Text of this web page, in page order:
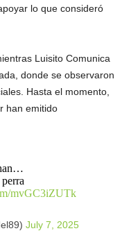
lo que consideró
Luisito Comunica
donde se observaron
Hasta el momento,
han emitido
mvGC3iZUTk
July 7, 2025